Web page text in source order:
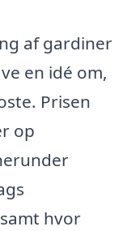
af gardiner
en idé om,
Prisen
op
hvor